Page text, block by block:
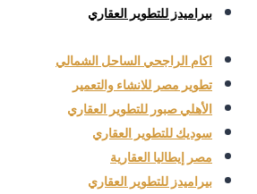
بيراميدز للتطوير العقاري
اكام الراجحي الساحل الشمالي
تطوير مصر للانشاء والتعمير
الأهلي صبور للتطوير العقاري
سوديك للتطوير العقاري
مصر إيطاليا العقارية
بيراميدز للتطوير العقاري